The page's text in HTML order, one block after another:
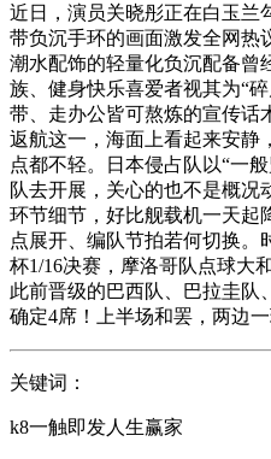
近日，演员关晓彤正在白玉兰
带负沉手环的画面激发全网热
潮水配饰的轻量化负沉配备曾
族、健身快乐喜爱者视其为“
带、走办公皆可熬炼的宣传话
返航这一，海面上看起来安静
点都不轻。日本侵占队以“一
队去开展，关心的也不是概况
环节细节，好比舰载机一天起
点展开、编队节拍若何切换。
杯1/16决赛，摩洛哥队点球大
此前晋级的巴西队、巴拉圭队
确定4席！上半场和罢，两边一
关键词：
k8一触即发人生赢家